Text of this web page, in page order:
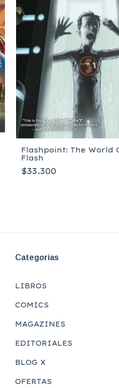
Flashpoint: The World
Flash
$33.300
Categorías
LIBROS
COMICS
MAGAZINES
EDITORIALES
BLOG X
OFERTAS